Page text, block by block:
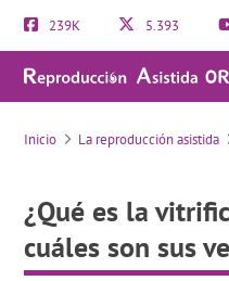
239K 5.393
Inicio La reproducción asistida
¿Qué es la
cuáles son sus